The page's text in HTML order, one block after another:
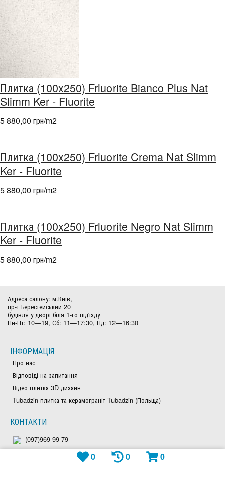
Плитка (100x250) Frluorite Bianco Plus Nat
Slimm Ker - Fluorite
5 880,00 грн/m2
Плитка (100x250) Frluorite Crema Nat Slimm
Ker - Fluorite
5 880,00 грн/m2
Плитка (100x250) Frluorite Negro Nat Slimm
Ker - Fluorite
5 880,00 грн/m2
Адреса салону: м.Київ,
пр-т Берестейський 20
будівля у дворі біля 1-го під'їзду
Пн-Пт: 10—19, Сб: 11—17:30, Нд: 12—16:30
ІНФОРМАЦІЯ
Про нас
Відповіді на запитання
Відео плитка 3D дизайн
Tubadzin плитка та керамограніт Tubadzin (Польща)
КОНТАКТИ
(097)969-99-79
0 0 0